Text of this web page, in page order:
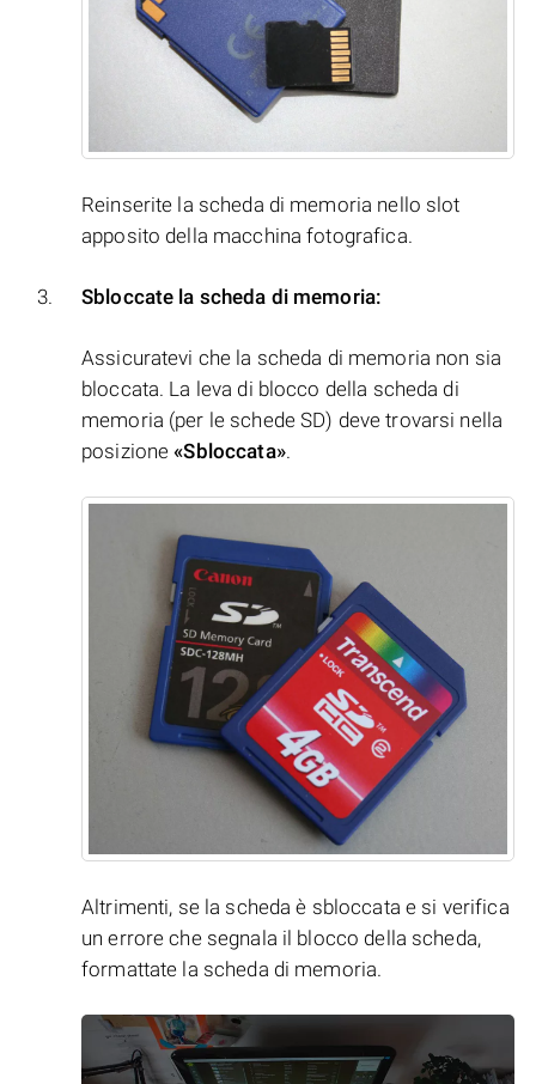
Reinserite la scheda di memoria nello slot
apposito della macchina fotografica.
Sbloccate la scheda di memoria:
Assicuratevi che la scheda di memoria non sia
bloccata. La leva di blocco della scheda di
memoria (per le schede SD) deve trovarsi nella
posizione«Sbloccata».
Altrimenti, se la scheda è sbloccata e si verifica
un errore che segnala il blocco della scheda,
formattate la scheda di memoria.